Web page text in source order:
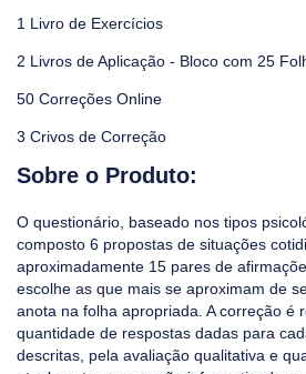
1 Livro de Exercícios
2 Livros de Aplicação - Bloco com 25
50 Correções Online
3 Crivos de Correção
Sobre o Produto:
O questionário, baseado nos tipos
composto 6 propostas de situações
aproximadamente 15 pares de
escolhe as que mais se aproximam de
anota na folha apropriada. A correção é
quantidade de respostas dadas para
descritas, pela avaliação qualitativa e